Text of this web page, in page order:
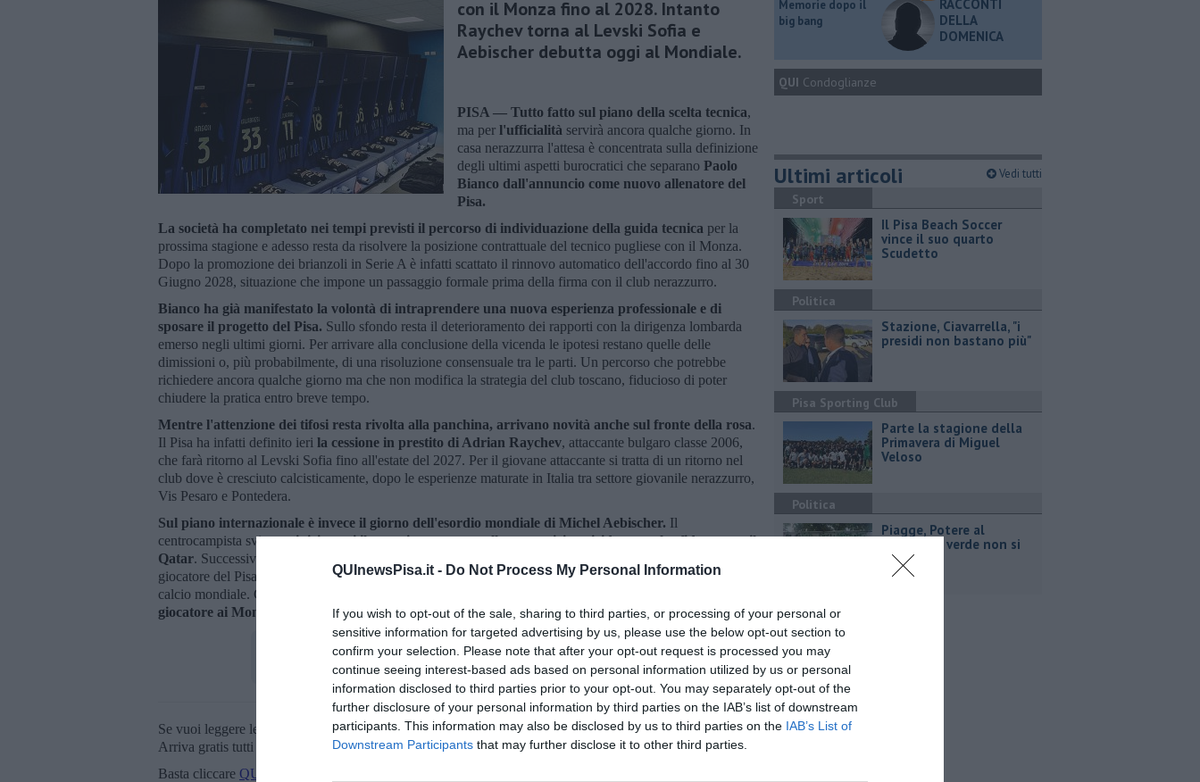
QUInewsPisa.it - Do Not Process My Personal Information
If you wish to opt-out of the sale, sharing to third parties, or processing of your personal or
sensitive information for targeted advertising by us, please use the below opt-out section to
confirm your selection. Please note that after your opt-out request is processed you may
continue seeing interest-based ads based on personal information utilized by us or personal
information disclosed to third parties prior to your opt-out. You may separately opt-out of the
further disclosure of your personal information by third parties on the IAB’s list of downstream
participants. This information may also be disclosed by us to third parties on the IAB’s List of
Downstream Participants that may further disclose it to other third parties.
con il Monza fino al 2028. Intanto
Raychev torna al Levski Sofia e
Aebischer debutta oggi al Mondiale.
PISA — Tutto fatto sul piano della scelta tecnica,
ma per l'ufficialità servirà ancora qualche giorno. In
casa nerazzurra l'attesa è concentrata sulla definizione
degli ultimi aspetti burocratici che separano Paolo
Bianco dall'annuncio come nuovo allenatore del
Pisa.
La società ha completato nei tempi previsti il percorso di individuazione della guida tecnica per la
prossima stagione e adesso resta da risolvere la posizione contrattuale del tecnico pugliese con il Monza.
Dopo la promozione dei brianzoli in Serie A è infatti scattato il rinnovo automatico dell'accordo fino al 30
Giugno 2028, situazione che impone un passaggio formale prima della firma con il club nerazzurro.
Bianco ha già manifestato la volontà di intraprendere una nuova esperienza professionale e di
sposare il progetto del Pisa. Sullo sfondo resta il deterioramento dei rapporti con la dirigenza lombarda
emerso negli ultimi giorni. Per arrivare alla conclusione della vicenda le ipotesi restano quelle delle
dimissioni o, più probabilmente, di una risoluzione consensuale tra le parti. Un percorso che potrebbe
richiedere ancora qualche giorno ma che non modifica la strategia del club toscano, fiducioso di poter
chiudere la pratica entro breve tempo.
Mentre l'attenzione dei tifosi resta rivolta alla panchina, arrivano novità anche sul fronte della rosa.
Il Pisa ha infatti definito ieri la cessione in prestito di Adrian Raychev, attaccante bulgaro classe 2006,
che farà ritorno al Levski Sofia fino all'estate del 2027. Per il giovane attaccante si tratta di un ritorno nel
club dove è cresciuto calcisticamente, dopo le esperienze maturate in Italia tra settore giovanile nerazzurro,
Vis Pesaro e Pontedera.
Sul piano internazionale è invece il giorno dell'esordio mondiale di Michel Aebischer. Il
centrocampista svizzeroinizia oggi il proprio percorso nella competizione iridata con la sfida contro il
Qatar. Successivamente la Svizzera affronterà Bosnia Erzegovina e Canada nella fase a gironi, con il
giocatore del Pisa pronto a rappresentare anche i colori nerazzurri sul palcoscenico più importante del
calcio mondiale. Grazie a questo
giocatore ai Mondiali da parte della FIfa.
Se vuoi leggere le notizie principali della Toscana iscriviti allaNewsletter QUInews - ToscanaMedia.
Arriva gratis tutti i giorni alle 20:00 direttamente nella tua casella di posta.
Basta cliccare QUI
Memorie dopo il
big bang
RACCONTI
DELLA
DOMENICA
QUI Condoglianze
Ultimi articoli Vedi tutti
Sport
Il Pisa Beach Soccer
vince il suo quarto
Scudetto
Politica
Stazione, Ciavarrella, "i
presidi non bastano più"
Pisa Sporting Club
Parte la stagione della
Primavera di Miguel
Veloso
Politica
Piagge, Potere al
Popolo, "Il verde non si
svende"